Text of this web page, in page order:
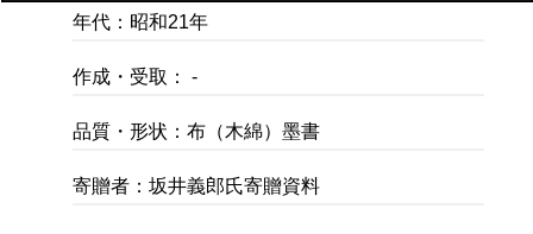
年代：昭和21年
作成・受取： -
品質・形状：布（木綿）墨書
寄贈者：坂井義郎氏寄贈資料